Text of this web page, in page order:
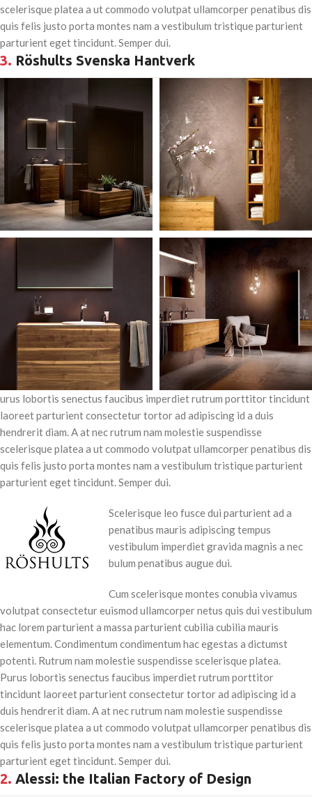
scelerisque platea a ut commodo volutpat ullamcorper penatibus dis
quis felis justo porta montes nam a vestibulum tristique parturient
parturient eget tincidunt. Semper dui.
3. Röshults Svenska Hantverk
urus lobortis senectus faucibus imperdiet rutrum porttitor tincidunt
laoreet parturient consectetur tortor ad adipiscing id a duis
hendrerit diam. A at nec rutrum nam molestie suspendisse
scelerisque platea a ut commodo volutpat ullamcorper penatibus dis
quis felis justo porta montes nam a vestibulum tristique parturient
parturient eget tincidunt. Semper dui.
Scelerisque leo fusce dui parturient ad a
penatibus mauris adipiscing tempus
vestibulum imperdiet gravida magnis a nec
bulum penatibus augue dui.
Cum scelerisque montes conubia vivamus
volutpat consectetur euismod ullamcorper netus quis dui vestibulum
hac lorem parturient a massa parturient cubilia cubilia mauris
elementum. Condimentum condimentum hac egestas a dictumst
potenti. Rutrum nam molestie suspendisse scelerisque platea.
Purus lobortis senectus faucibus imperdiet rutrum porttitor
tincidunt laoreet parturient consectetur tortor ad adipiscing id a
duis hendrerit diam. A at nec rutrum nam molestie suspendisse
scelerisque platea a ut commodo volutpat ullamcorper penatibus dis
quis felis justo porta montes nam a vestibulum tristique parturient
parturient eget tincidunt. Semper dui.
2. Alessi: the Italian Factory of Design